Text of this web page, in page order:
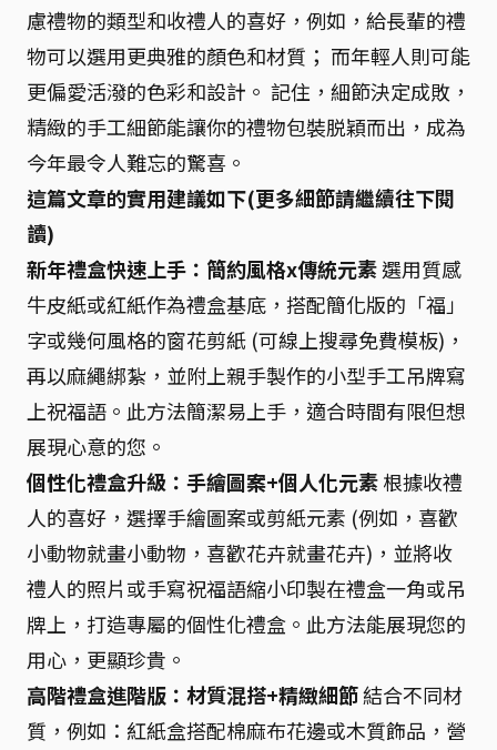
慮禮物的類型和收禮人的喜好，例如，給長輩的禮
物可以選用更典雅的顏色和材質； 而年輕人則可能
更偏愛活潑的色彩和設計。 記住，細節決定成敗，
精緻的手工細節能讓你的禮物包裝脱穎而出，成為
今年最令人難忘的驚喜。
這篇文章的實用建議如下(更多細節請繼續往下閱
讀)
新年禮盒快速上手：簡約風格x傳統元素選用質感
牛皮紙或紅紙作為禮盒基底，搭配簡化版的「福」
字或幾何風格的窗花剪紙 (可線上搜尋免費模板)，
再以麻繩綁紮，並附上親手製作的小型手工吊牌寫
上祝福語。此方法簡潔易上手，適合時間有限但想
展現心意的您。
個性化禮盒升級：手繪圖案+個人化元素根據收禮
人的喜好，選擇手繪圖案或剪紙元素 (例如，喜歡
小動物就畫小動物，喜歡花卉就畫花卉)，並將收
禮人的照片或手寫祝福語縮小印製在禮盒一角或吊
牌上，打造專屬的個性化禮盒。此方法能展現您的
用心，更顯珍貴。
高階禮盒進階版：材質混搭+精緻細節結合不同材
質，例如：紅紙盒搭配棉麻布花邊或木質飾品，營